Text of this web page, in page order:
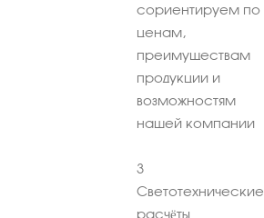
сориентируем по
ценам,
преимуществам
продукции и
возможностям
нашей компании
3
Светотехнические
расчёты